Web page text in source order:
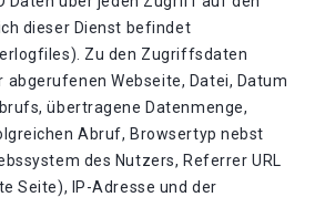
dieser Dienst befindet
Zu den Zugriffsdaten
abgerufenen Webseite, Datei, Datum
übertragene Datenmenge,
Abruf, Browsertyp nebst
des Nutzers, Referrer URL
Seite), IP-Adresse und der